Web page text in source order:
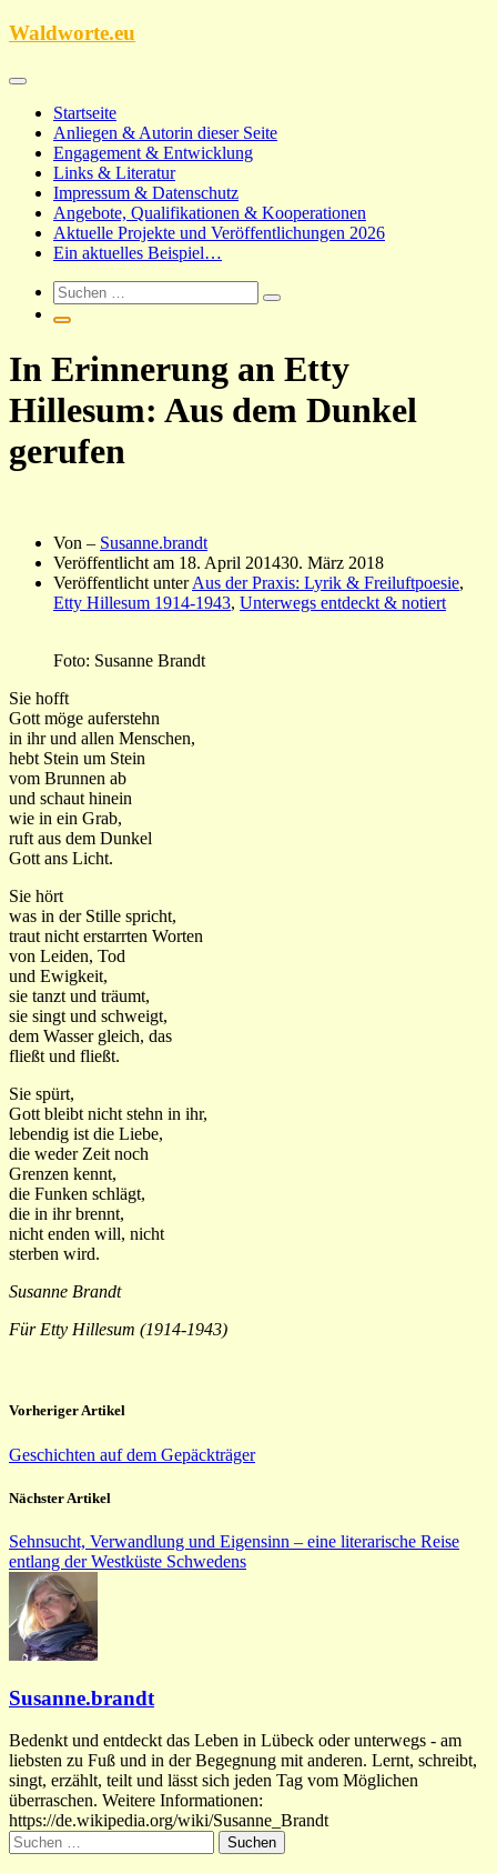
Zum
Waldworte.eu
Startseite
Anliegen & Autorin dieser Seite
Engagement & Entwicklung
Links & Literatur
Impressum & Datenschutz
Angebote, Qualifikationen & Kooperationen
Aktuelle Projekte und Veröffentlichungen 2026
Ein aktuelles Beispiel…
In Erinnerung an Etty
Hillesum: Aus dem Dunkel
gerufen
Von – Susanne.brandt
Veröffentlicht am 18. April 201430. März 2018
Veröffentlicht unterAus der Praxis: Lyrik & Freiluftpoesie,
Etty Hillesum 1914-1943, Unterwegs entdeckt & notiert
Foto: Susanne Brandt
Sie hofft
Gott möge auferstehn
in ihr und allen Menschen,
hebt Stein um Stein
vom Brunnen ab
und schaut hinein
wie in ein Grab,
ruft aus dem Dunkel
Gott ans Licht.
Sie hört
was in der Stille spricht,
traut nicht erstarrten Worten
von Leiden, Tod
und Ewigkeit,
sie tanzt und träumt,
sie singt und schweigt,
dem Wasser gleich, das
fließt und fließt.
Sie spürt,
Gott bleibt nicht stehn in ihr,
lebendig ist die Liebe,
die weder Zeit noch
Grenzen kennt,
die Funken schlägt,
die in ihr brennt,
nicht enden will, nicht
sterben wird.
Susanne Brandt
Für Etty Hillesum (1914-1943)
Vorheriger Artikel
Geschichten auf dem Gepäckträger
Nächster Artikel
Sehnsucht, Verwandlung und Eigensinn – eine literarische Reise
entlang der Westküste Schwedens
Susanne.brandt
Bedenkt und entdeckt das Leben in Lübeck oder unterwegs - am
liebsten zu Fuß und in der Begegnung mit anderen. Lernt, schreibt,
singt, erzählt, teilt und lässt sich jeden Tag vom Möglichen
überraschen. Weitere Informationen:
https://de.wikipedia.org/wiki/Susanne_Brandt
Suchen
nach: